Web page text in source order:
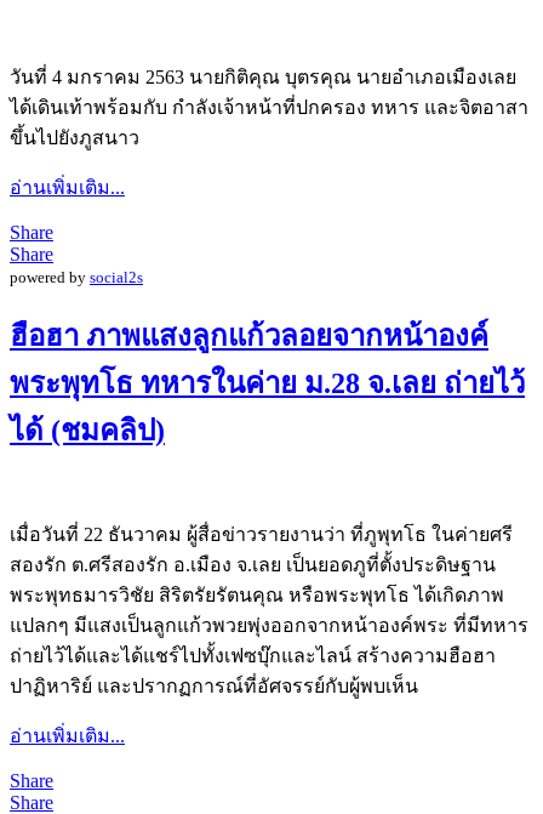
วันที่ 4 มกราคม 2563 นายกิติคุณ บุตรคุณ นายอำเภอเมืองเลย
ได้เดินเท้าพร้อมกับ กำลังเจ้าหน้าที่ปกครอง ทหาร และจิตอาสา
ขึ้นไปยังภูสนาว
อ่านเพิ่มเติม...
Share
Share
powered by social2s
ฮือฮา ภาพแสงลูกแก้วลอยจากหน้าองค์
พระพุทโธ ทหารในค่าย ม.28 จ.เลย ถ่ายไว้
ได้ (ชมคลิป)
เมื่อวันที่ 22 ธันวาคม ผู้สื่อข่าวรายงานว่า ที่ภูพุทโธ ในค่ายศรี
สองรัก ต.ศรีสองรัก อ.เมือง จ.เลย เป็นยอดภูที่ตั้งประดิษฐาน
พระพุทธมารวิชัย สิริตรัยรัตนคุณ หรือพระพุทโธ ได้เกิดภาพ
แปลกๆ มีแสงเป็นลูกแก้วพวยพุ่งออกจากหน้าองค์พระ ที่มีทหาร
ถ่ายไว้ได้และได้แชร์ไปทั้งเฟซบุ๊กและไลน์ สร้างความฮือฮา
ปาฏิหาริย์ และปรากฏการณ์ที่อัศจรรย์กับผู้พบเห็น
อ่านเพิ่มเติม...
Share
Share